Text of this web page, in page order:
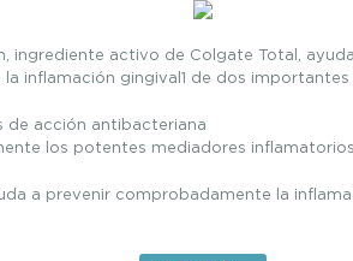
ingrediente activo de Colgate Total,
inflamación gingival1 de dos importantes
de acción antibacteriana
los potentes mediadores
a prevenir comprobadamente la